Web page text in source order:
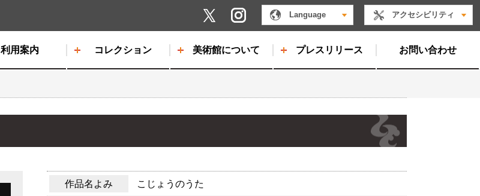
Instagram Language アクセシビリティ
利用案内 コレクション 美術館について プレスリリース お問い合わせ
作品名よみ こじょうのうた